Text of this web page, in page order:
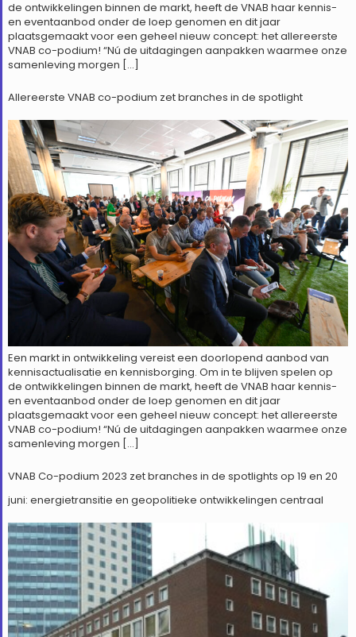
de ontwikkelingen binnen de markt, heeft de VNAB haar kennis-
en eventaanbod onder de loep genomen en dit jaar
plaatsgemaakt voor een geheel nieuw concept: het allereerste
VNAB co-podium! “Nú de uitdagingen aanpakken waarmee onze
samenleving morgen […]
Allereerste VNAB co-podium zet branches in de spotlight
Een markt in ontwikkeling vereist een doorlopend aanbod van
kennisactualisatie en kennisborging. Om in te blijven spelen op
de ontwikkelingen binnen de markt, heeft de VNAB haar kennis-
en eventaanbod onder de loep genomen en dit jaar
plaatsgemaakt voor een geheel nieuw concept: het allereerste
VNAB co-podium! “Nú de uitdagingen aanpakken waarmee onze
samenleving morgen […]
VNAB Co-podium 2023 zet branches in de spotlights op 19 en 20
juni: energietransitie en geopolitieke ontwikkelingen centraal